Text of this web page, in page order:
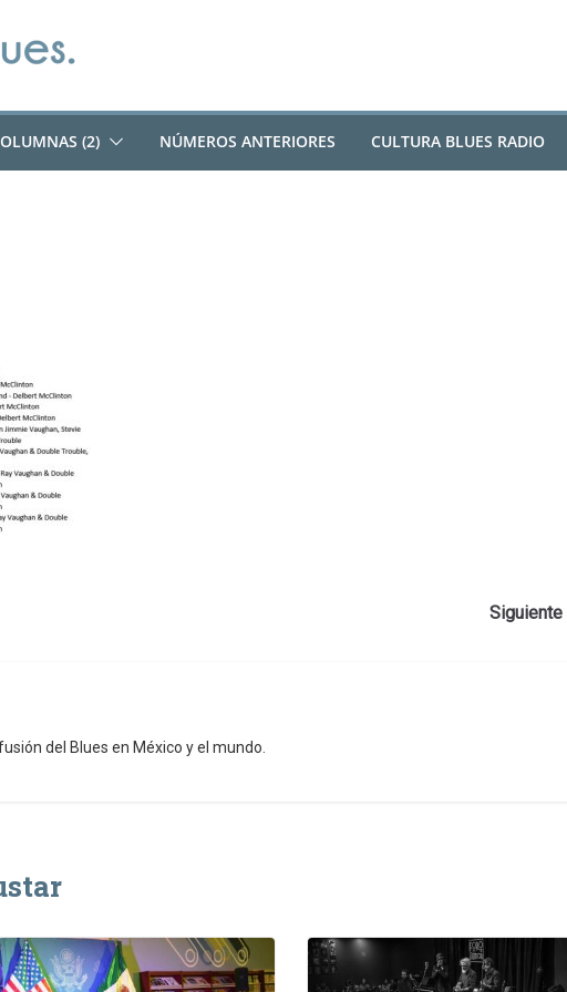
(2) NÚMEROS ANTERIORES CULTURA BLUES RADIO
del Blues en México y el mundo.